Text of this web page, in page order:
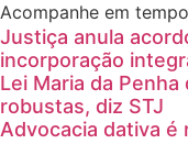
Acompanhe em
Justiça anula
incorporação
Lei Maria da
robustas, diz STJ
Advocacia dativa é